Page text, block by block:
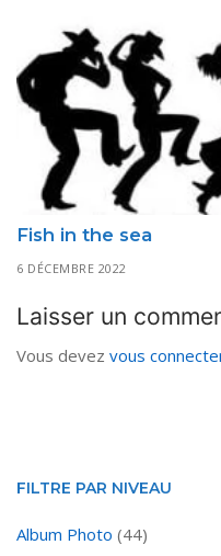
Fish in the sea
6 DÉCEMBRE 2022
Laisser un
Vous devez vous
FILTRE PAR NIVEAU
Album Photo (44)